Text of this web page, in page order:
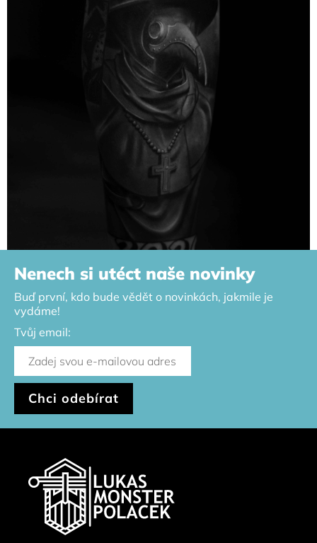
Nenech si utéct naše novinky
Buď první, kdo bude vědět o novinkách, jakmile je
vydáme!
Tvůj email: